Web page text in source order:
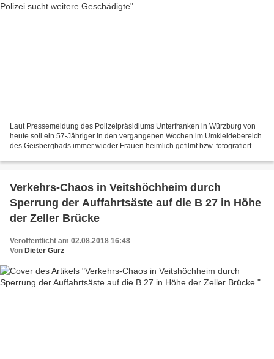
Laut Pressemeldung des Polizeipräsidiums Unterfranken in Würzburg von
heute soll ein 57-Jähriger in den vergangenen Wochen im Umkleidebereich
des Geisbergbads immer wieder Frauen heimlich gefilmt bzw. fotografiert
Verkehrs-Chaos in Veitshöchheim durch
Sperrung der Auffahrtsäste auf die B 27 in Höhe
der Zeller Brücke
Veröffentlicht am 02.08.2018 16:48
Von Dieter Gürz